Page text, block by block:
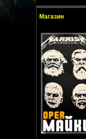
Магазин